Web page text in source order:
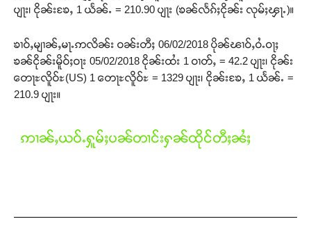
ပျႃး၊ ငိုၼ်းၶႄႇ 1 ယႅၼ်ႉ = 210.90 ပျႃး (ၶၼ်လႅၵ်ႈငိုၼ်း လုမ်ႈၾႃႉ)။
ၶၢဝ်ႇမျၢၼ်ႇမႃႉဢလိၼ်း ဝၼ်းတီႈ 06/02/2018 ပိုၼ်ၽၢဝ်ႇဝႆႉဝႃႈ
ၶၼ်ငိုၼ်းမိူဝ်ႈဝႃး 05/02/2018 ငိုၼ်းထႆး 1 ဝၢတ်ႇ = 42.2 ပျႃး၊ ငိုၼ်း
တေႃႊလိူဝ်ႊ(US) 1 တေႃႊလိူဝ်ႊ = 1329 ပျႃး၊ ငိုၼ်းၶႄႇ 1 ယႅၼ်ႉ =
210.9 ပျႃး။
ဢၢၼ်ႇယဝ်ႉႁူမ်ႈပၼ်တၢင်းႁၼ်ထိုင်တီႈၼႆႈ